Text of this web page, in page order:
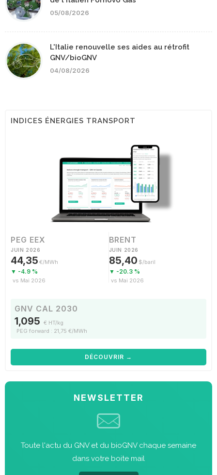
05/08/2026
L'Italie renouvelle ses aides au rétrofit
GNV/bioGNV
04/08/2026
INDICES ÉNERGIES TRANSPORT
PEG EEX
JUIN 2026
44,35 €/MWh
▼ -4.9 %
vs Mai 2026
BRENT
JUIN 2026
85,40 $/baril
▼ -20.3 %
vs Mai 2026
GNV CAL 2030
1,095 € HT/kg
PEG forward : 21,75 €/MWh
DÉCOUVRIR →
NEWSLETTER
Toute l'actu du GNV et du bioGNV chaque semaine
dans votre boite mail